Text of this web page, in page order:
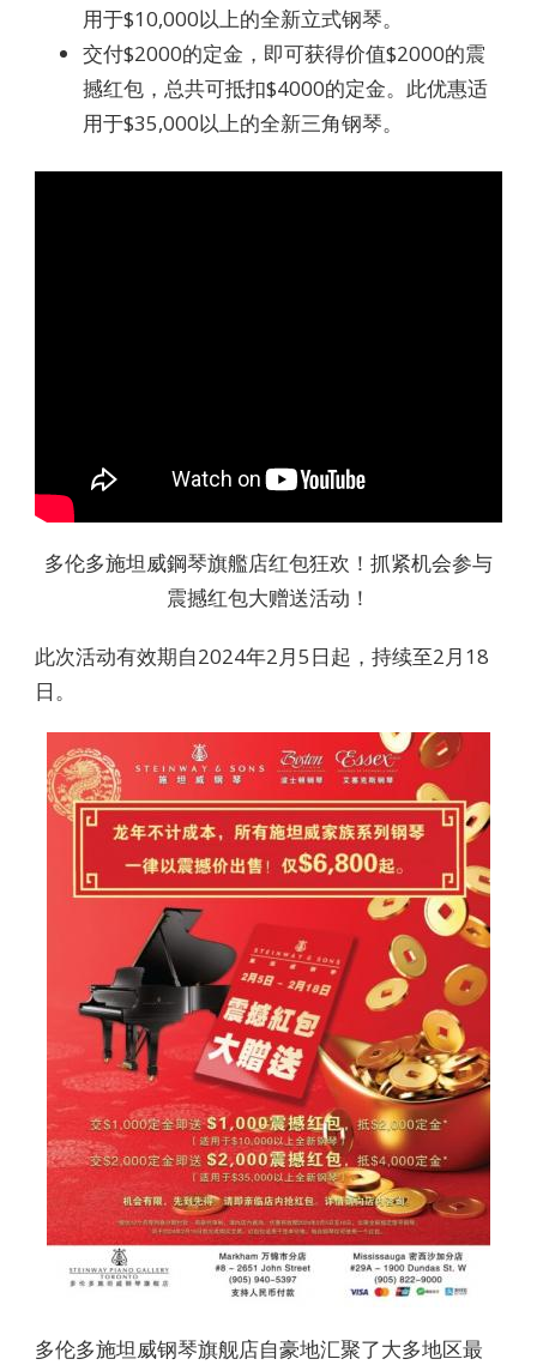
用于$10,000以上的全新立式钢琴。
交付$2000的定金，即可获得价值$2000的震
撼红包，总共可抵扣$4000的定金。此优惠适
用于$35,000以上的全新三角钢琴。
多伦多施坦威鋼琴旗艦店红包狂欢！抓紧机会参与
震撼红包大赠送活动！
此次活动有效期自2024年2月5日起，持续至2月18
日。
多伦多施坦威钢琴旗舰店自豪地汇聚了大多地区最